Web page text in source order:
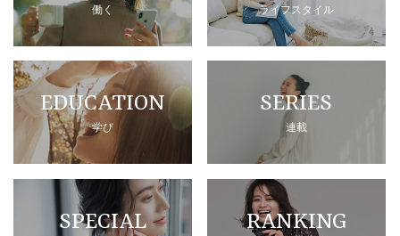
働く ライフスタイル
EDUCATION
学び
SERIES
連載
SPECIAL RANKING